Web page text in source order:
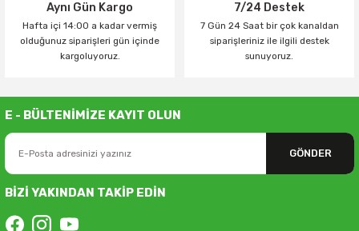
Aynı Gün Kargo
Hafta içi 14:00 a kadar vermiş
olduğunuz siparişleri gün içinde
kargoluyoruz.
7/24 Destek
7 Gün 24 Saat bir çok kanaldan
siparişleriniz ile ilgili destek
sunuyoruz.
E - BÜLTENİMİZE KAYIT OLUN
GÖNDER
BİZİ YAKINDAN TAKİP EDİN